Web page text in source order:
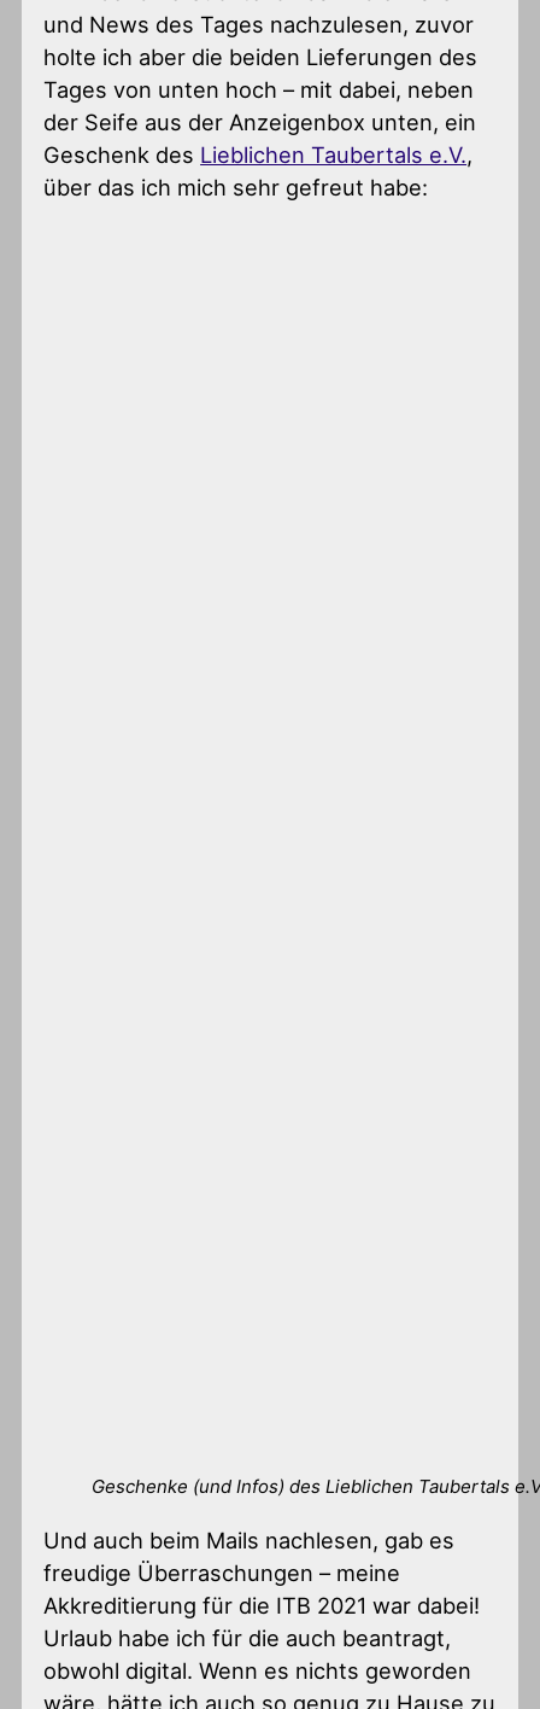
und News des Tages nachzulesen, zuvor
holte ich aber die beiden Lieferungen des
Tages von unten hoch – mit dabei, neben
der Seife aus der Anzeigenbox unten, ein
Geschenk des Lieblichen Taubertals e.V.,
über das ich mich sehr gefreut habe:
Geschenke (und Infos) des Lieblichen Taubertals
Und auch beim Mails nachlesen, gab es
freudige Überraschungen – meine
Akkreditierung für die ITB 2021 war dabei!
Urlaub habe ich für die auch beantragt,
obwohl digital. Wenn es nichts geworden
wäre, hätte ich auch so genug zu Hause zu